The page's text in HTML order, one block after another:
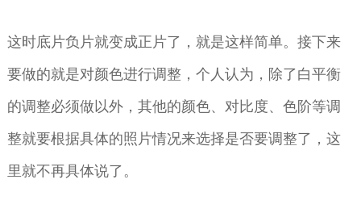
这时底片负片就变成正片了，就是这样简单。接下来
要做的就是对颜色进行调整，个人认为，除了白平衡
的调整必须做以外，其他的颜色、对比度、色阶等调
整就要根据具体的照片情况来选择是否要调整了，这
里就不再具体说了。